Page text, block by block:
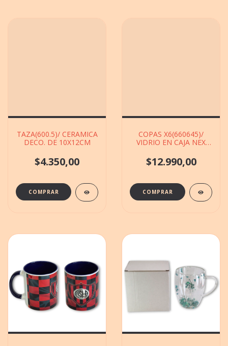
TAZA(600.5)/ CERAMICA
DECO. DE 10X12CM
$4.350,00
COPAS X6(660645)/
VIDRIO EN CAJA NEX
$12.990,00